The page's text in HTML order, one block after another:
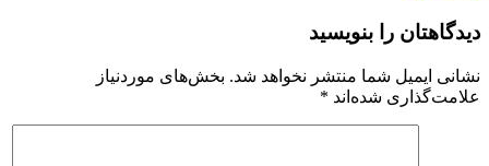
دیدگاهتان را بنویسید
نشانی ایمیل شما منتشر نخواهد شد. بخش‌های موردنیاز
علامت‌گذاری شده‌اند *